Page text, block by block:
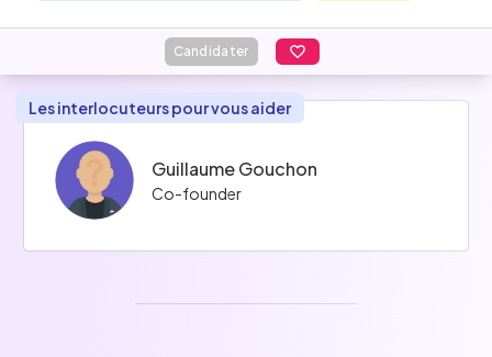
Candidater
Les interlocuteurs pour vous aider
Guillaume Gouchon
Co-founder